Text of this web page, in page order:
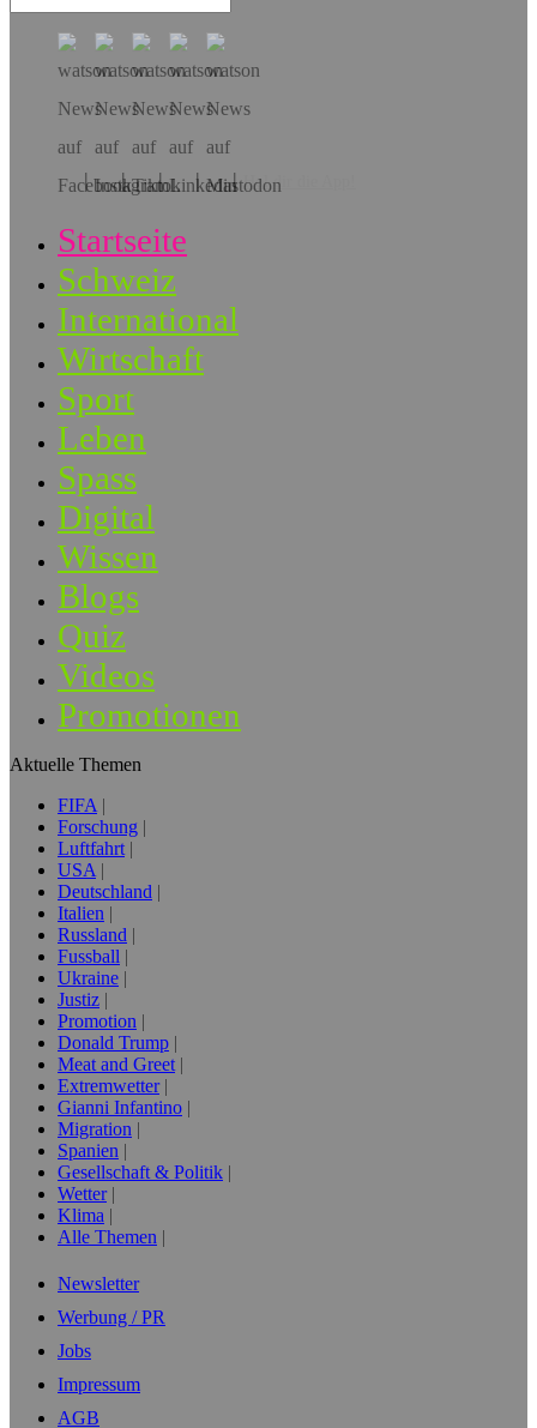
Hol dir die App!
Startseite
Schweiz
International
Wirtschaft
Sport
Leben
Spass
Digital
Wissen
Blogs
Quiz
Videos
Promotionen
Aktuelle Themen
FIFA
Forschung
Luftfahrt
USA
Deutschland
Italien
Russland
Fussball
Ukraine
Justiz
Promotion
Donald Trump
Meat and Greet
Extremwetter
Gianni Infantino
Migration
Spanien
Gesellschaft & Politik
Wetter
Klima
Alle Themen
Newsletter
Werbung / PR
Jobs
Impressum
AGB